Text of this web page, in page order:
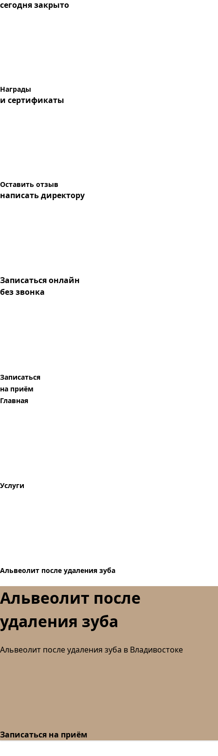
сегоднязакрыто
Награды
и сертификаты
Оставить отзыв
написать директору
Записаться онлайн
без звонка
Записаться
на приём
Главная
Услуги
Альвеолит после удаления зуба
Альвеолит после
удаления зуба
Альвеолит после удаления зуба в Владивостоке
Записаться на приём